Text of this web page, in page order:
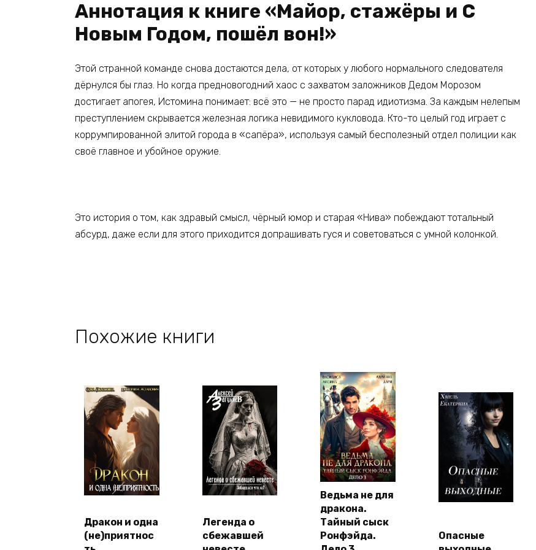
Аннотация к книге «Майор, стажёры и С
Новым Годом, пошёл вон!»
Этой странной команде снова достаются дела, от которых у любого нормального следователя
дёрнулся бы глаз. Но когда предновогодний хаос с захватом заложников Дедом Морозом
достигает апогея, Истомина понимает: всё это — не просто парад идиотизма. За каждым нелепым
преступлением скрывается железная логика невидимого кукловода. Кто-то целый год играет с
коррумпированной элитой города в «сапёра», используя самый бесполезный отдел полиции как
своё главное и убойное оружие.
Это история о том, как здравый смысл, чёрный юмор и старая «Нива» побеждают тотальный
абсурд, даже если для этого приходится допрашивать гуся и советоваться с умной колонкой.
Похожие книги
Дракон и одна
(не)приятнос
Легенда о
сбежавшей
Ведьма не для
дракона.
Тайный сыск
Ронфэйда.
Опасные